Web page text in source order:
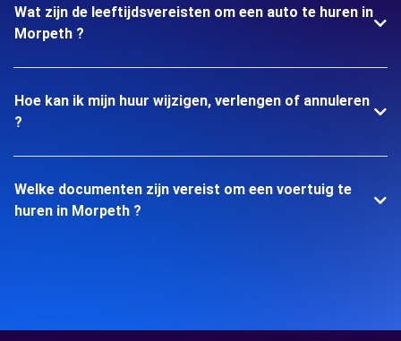
Wat zijn de leeftijdsvereisten om een auto te huren in
Morpeth ?
Hoe kan ik mijn huur wijzigen, verlengen of annuleren
?
Welke documenten zijn vereist om een voertuig te
huren in Morpeth ?